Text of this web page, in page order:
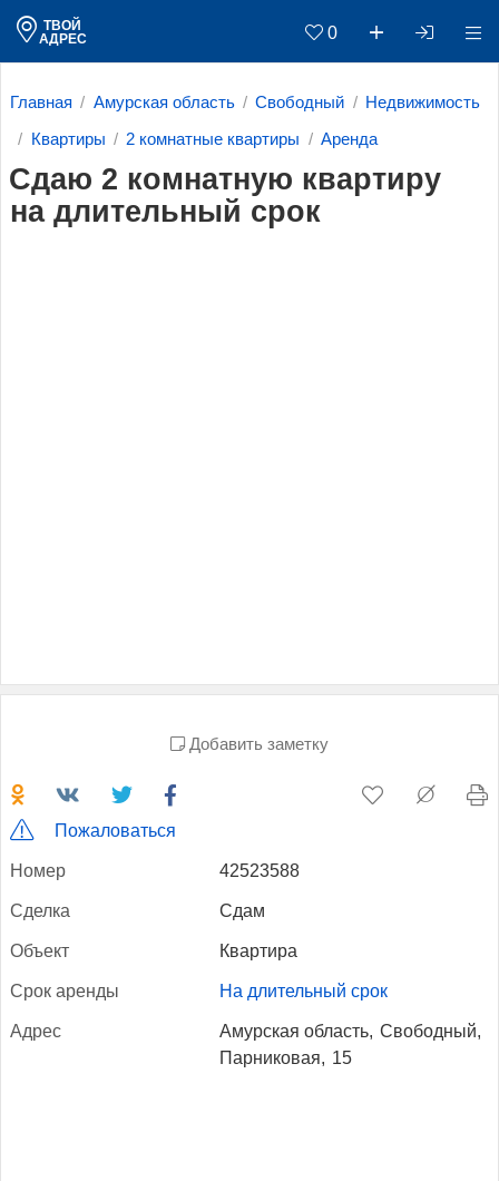
ТВОЙ
АДРЕС
0
Главная Амурская область Свободный Недвижимость
Квартиры 2 комнатные квартиры Аренда
Сдаю 2 комнатную квартиру
на длительный срок
Добавить заметку
Пожаловаться
Но­мер 42523588
Сдел­ка Сдам
Объ­ект Квартира
Срок арен­ды На длительный срок
Ад­рес Амурская область, Свободный,
Парниковая, 15